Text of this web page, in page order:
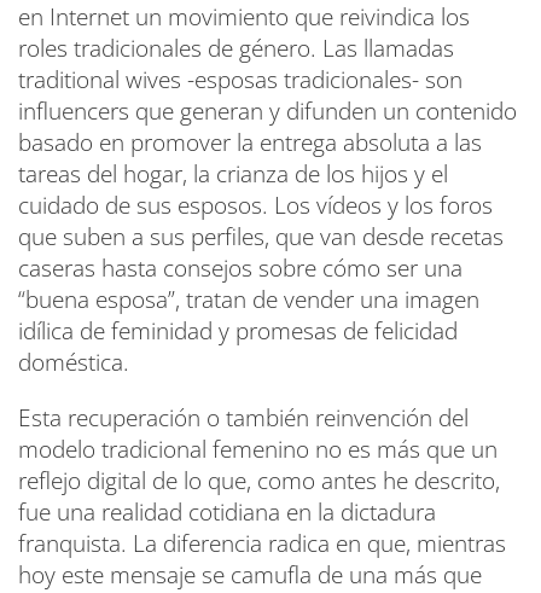
en Internet un movimiento que reivindica los
roles tradicionales de género. Las llamadas
traditional wives -esposas tradicionales- son
influencers que generan y difunden un contenido
basado en promover la entrega absoluta a las
tareas del hogar, la crianza de los hijos y el
cuidado de sus esposos. Los vídeos y los foros
que suben a sus perfiles, que van desde recetas
caseras hasta consejos sobre cómo ser una
“buena esposa”, tratan de vender una imagen
idílica de feminidad y promesas de felicidad
doméstica.
Esta recuperación o también reinvención del
modelo tradicional femenino no es más que un
reflejo digital de lo que, como antes he descrito,
fue una realidad cotidiana en la dictadura
franquista. La diferencia radica en que, mientras
hoy este mensaje se camufla de una más que